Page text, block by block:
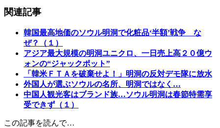
関連記事
韓国最高地価のソウル明洞で化粧品‘半額’戦争 な
ぜ？（１）
アジア最大規模の明洞ユニクロ、一日売上高２０億ウ
ォンの“ジャックポット”
「韓米ＦＴＡを破棄せよ！」明洞の反対デモ隊に放水
外国人が選ぶソウルの名所、明洞ではなく…
中国人観光客はブランド族…ソウル明洞は春節特需享
受できず（１）
この記事を読んで…